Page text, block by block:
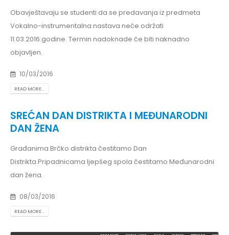
Obavještavaju se studenti da se predavanja iz predmeta
Vokalno-instrumentalna nastava neće održati
11.03.2016.godine. Termin nadoknade će biti naknadno
objavljen.
10/03/2016
READ MORE...
SREĆAN DAN DISTRIKTA I MEĐUNARODNI
DAN ŽENA
Građanima Brčko distrikta čestitamo Dan
Distrikta.Pripadnicama ljepšeg spola čestitamo Međunarodni
dan žena.
08/03/2016
READ MORE...